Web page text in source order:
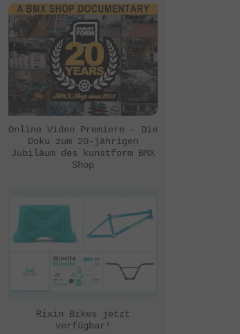
Coalition BMX
Country Bikes
Deep BMX
Eastern Bikes
eclat
FBM
Felt Bikes
FreedomBMX
Hoffman Bikes
inTRIKat
Jungle Rider
Kis Bike Co.
Online Video Premiere - Die
Doku zum 20-jährigen
Jubiläum des kunstform BMX
Shop
Rixin Bikes jetzt
verfügbar!